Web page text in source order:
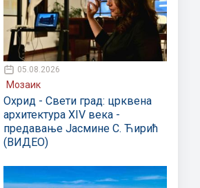
05.08.2026
Мозаик
Охрид - Свети град: црквена
архитектура XIV века -
предавање Јасмине С. Ћирић
(ВИДЕО)